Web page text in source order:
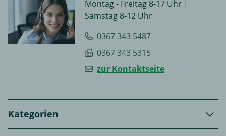
Montag - Freitag 8-17 Uhr |
Samstag 8-12 Uhr
0367 343 5487
0367 343 5315
zur Kontaktseite
Kategorien